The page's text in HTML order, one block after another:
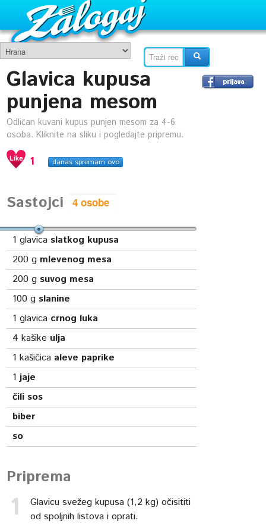
Glavica kupusa
punjena mesom
Odličan kuvani kupus punjen mesom za 4-6
osoba. Kliknite na sliku i pogledajte pripremu.
1 danas spremam ovo
Sastojci
1 glavicaslatkog kupusa
200 g mlevenog mesa
200 gsuvog mesa
100 gslanine
1 glavica crnog luka
4 kašike ulja
1 kašičica aleve paprike
1 jaje
čili sos
biber
so
Priprema
Glavicu svežeg kupusa (1,2 kg) očisititi
od spoljnih listova i oprati.